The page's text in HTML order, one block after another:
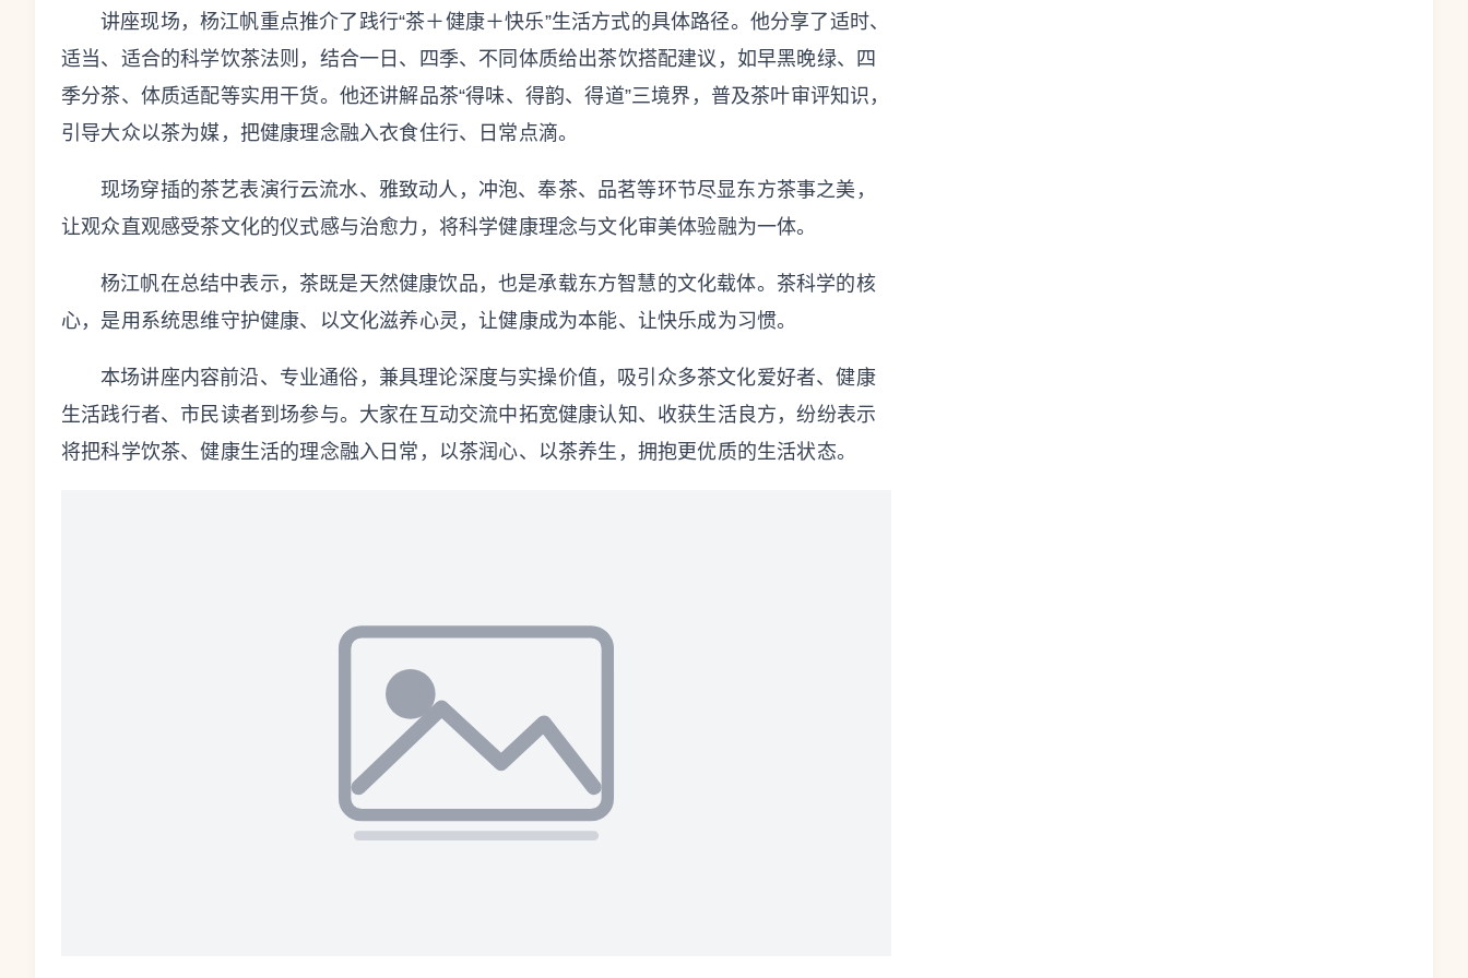
讲座现场，杨江帆重点推介了践行“茶＋健康＋快乐”生活方式的具体路径。他分享了适时、
适当、适合的科学饮茶法则，结合一日、四季、不同体质给出茶饮搭配建议，如早黑晚绿、四
季分茶、体质适配等实用干货。他还讲解品茶“得味、得韵、得道”三境界，普及茶叶审评知识，
引导大众以茶为媒，把健康理念融入衣食住行、日常点滴。
现场穿插的茶艺表演行云流水、雅致动人，冲泡、奉茶、品茗等环节尽显东方茶事之美，
让观众直观感受茶文化的仪式感与治愈力，将科学健康理念与文化审美体验融为一体。
杨江帆在总结中表示，茶既是天然健康饮品，也是承载东方智慧的文化载体。茶科学的核
心，是用系统思维守护健康、以文化滋养心灵，让健康成为本能、让快乐成为习惯。
本场讲座内容前沿、专业通俗，兼具理论深度与实操价值，吸引众多茶文化爱好者、健康
生活践行者、市民读者到场参与。大家在互动交流中拓宽健康认知、收获生活良方，纷纷表示
将把科学饮茶、健康生活的理念融入日常，以茶润心、以茶养生，拥抱更优质的生活状态。